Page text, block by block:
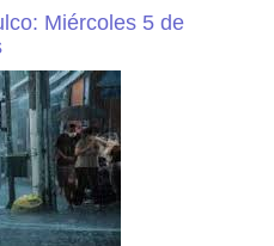
Miércoles 5 de